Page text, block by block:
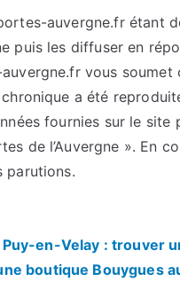
auvergne.fr étant
puis les diffuser en
auvergne.fr vous
chronique a été
fournies sur le
de l’Auvergne ». En
parutions.
Puy-en-Velay : trouver
boutique Bouygues